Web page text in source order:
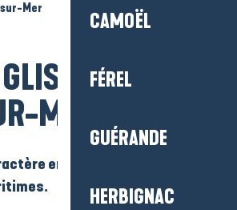
CAMOËL
FÉREL
GUÉRANDE
HERBIGNAC
Mer
À
MER
entre vagues, adrénaline